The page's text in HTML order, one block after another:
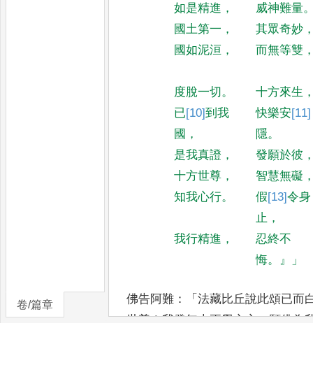
卷/篇章
如是精進 ， 威神難量
國土第一 ， 其眾奇妙
國如泥洹 ， 而無等雙
度脫一切 。 十方來生
已[10]到我
國 ，
快樂安[11]
隱。
是我真證 ， 發願於彼
十方世尊 ， 智慧無礙
知我心行。 假[13]令身
止 ，
我行精進 ，
忍終不
悔。』」
佛告阿難 ：「法藏比丘說此頌已而
世尊！我發無上正覺之心，願佛為